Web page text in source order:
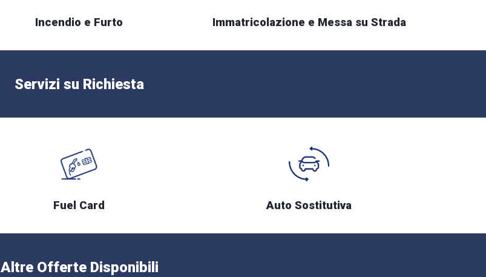
Incendio e Furto Immatricolazione e Messa su Strada
Servizi su Richiesta
Fuel Card Auto Sostitutiva
Altre Offerte Disponibili